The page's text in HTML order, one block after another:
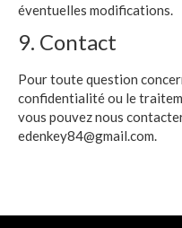
éventuelles modifications.
9. Contact
Pour toute question
confidentialité ou le
vous pouvez nous
edenkey84@gmail.com.